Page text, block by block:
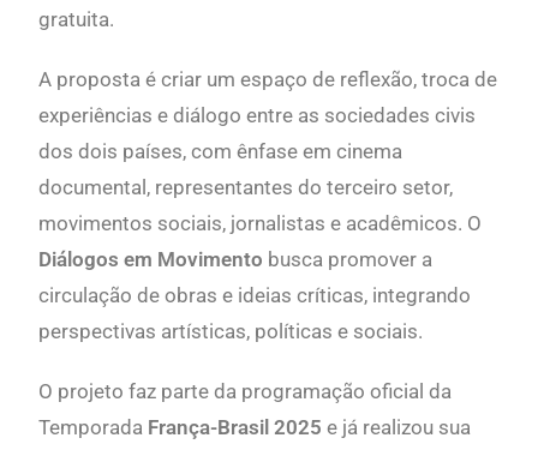
gratuita.
A proposta é criar um espaço de reflexão, troca de
experiências e diálogo entre as sociedades civis
dos dois países, com ênfase em cinema
documental, representantes do terceiro setor,
movimentos sociais, jornalistas e acadêmicos. O
Diálogos em Movimento busca promover a
circulação de obras e ideias críticas, integrando
perspectivas artísticas, políticas e sociais.
O projeto faz parte da programação oficial da
Temporada França-Brasil 2025e já realizou sua